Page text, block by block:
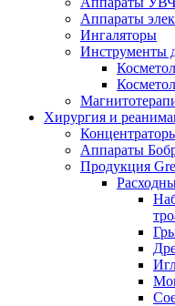
Аппараты
Ингаляторы
Инструменты
Хирургия и
Аппараты
Продукция